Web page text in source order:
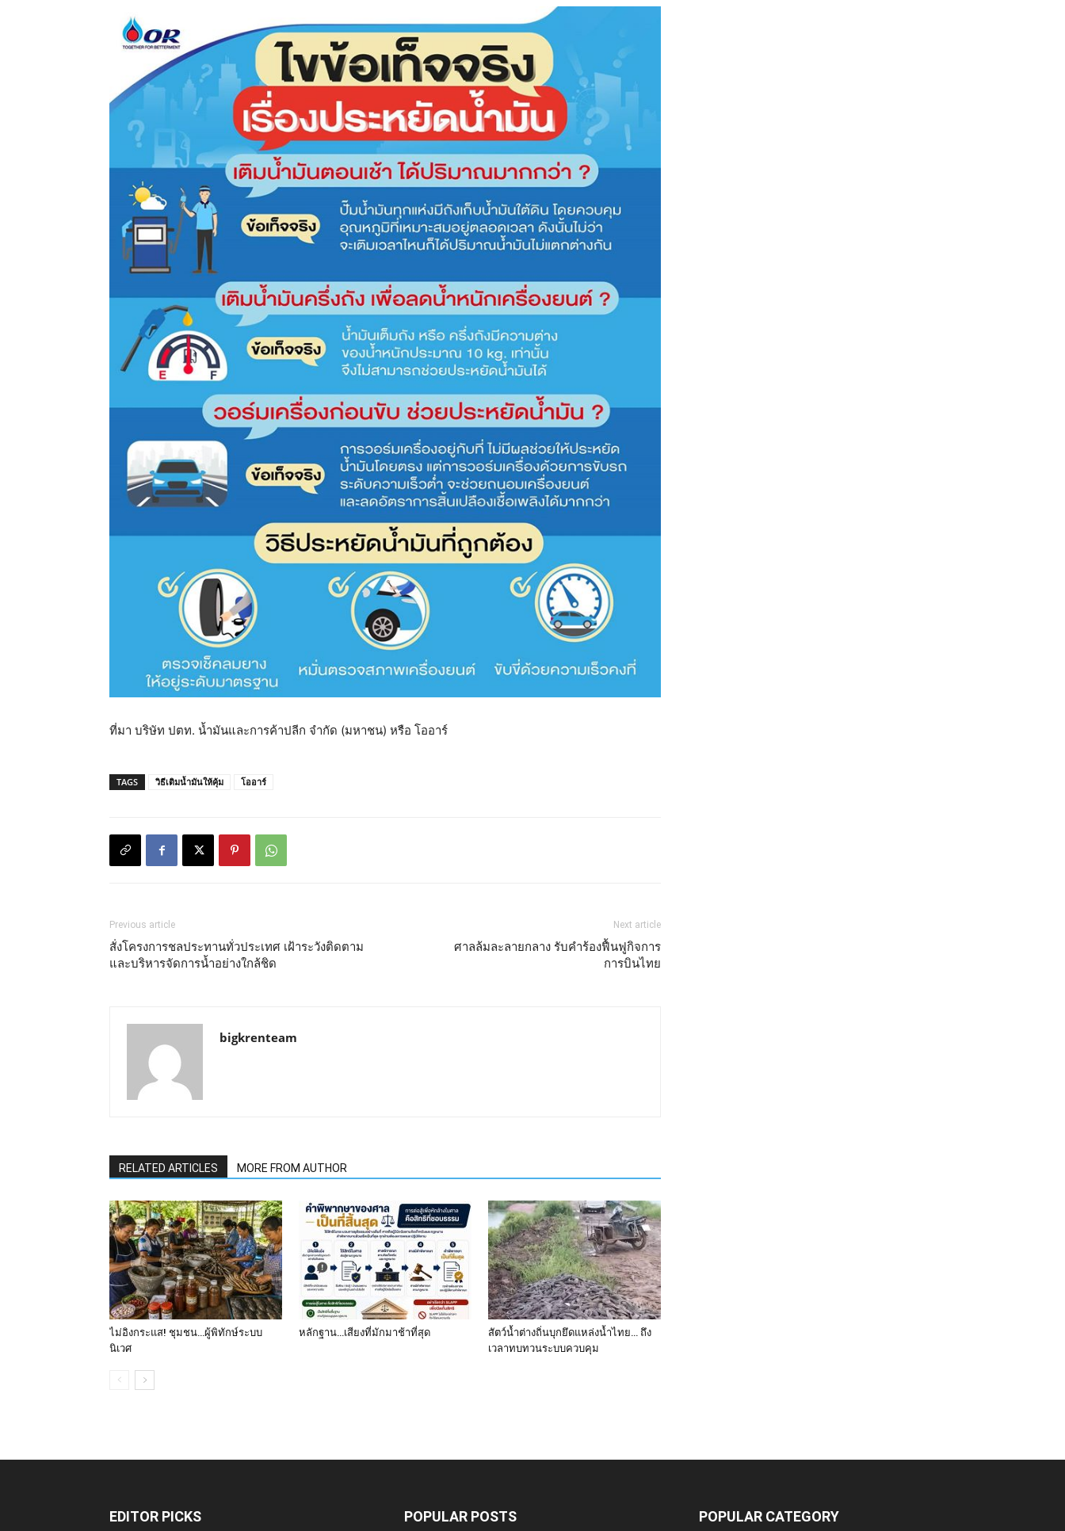
ที่มา บริษัท ปตท. น้ำมันและการค้าปลีก จำกัด (มหาชน) หรือ โออาร์
TAGS วิธีเติมน้ำมันให้คุ้ม โออาร์
Previous article
สั่งโครงการชลประทานทั่วประเทศ เฝ้าระวังติดตาม
และบริหารจัดการน้ำอย่างใกล้ชิด
Next article
ศาลล้มละลายกลาง รับคำร้องฟื้นฟูกิจการ
การบินไทย
bigkrenteam
RELATED ARTICLES MORE FROM AUTHOR
ไม่อิงกระแส! ชุมชน…ผู้พิทักษ์ระบบ
นิเวศ
หลักฐาน…เสียงที่มักมาช้าที่สุด
สัตว์น้ำต่างถิ่นบุกยึดแหล่งน้ำไทย… ถึง
เวลาทบทวนระบบควบคุม
EDITOR PICKS POPULAR POSTS POPULAR CATEGORY